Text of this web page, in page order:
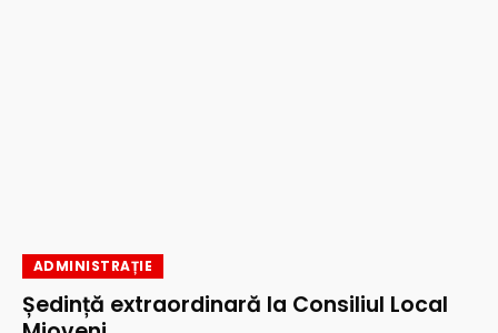
ADMINISTRAȚIE
Ședință extraordinară la Consiliul Local